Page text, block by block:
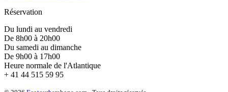
Réservation
Du lundi au vendredi
De 8h00 à 20h00
Du samedi au dimanche
De 9h00 à 17h00
Heure normale de l'Atlantique
+ 41 44 515 59 95